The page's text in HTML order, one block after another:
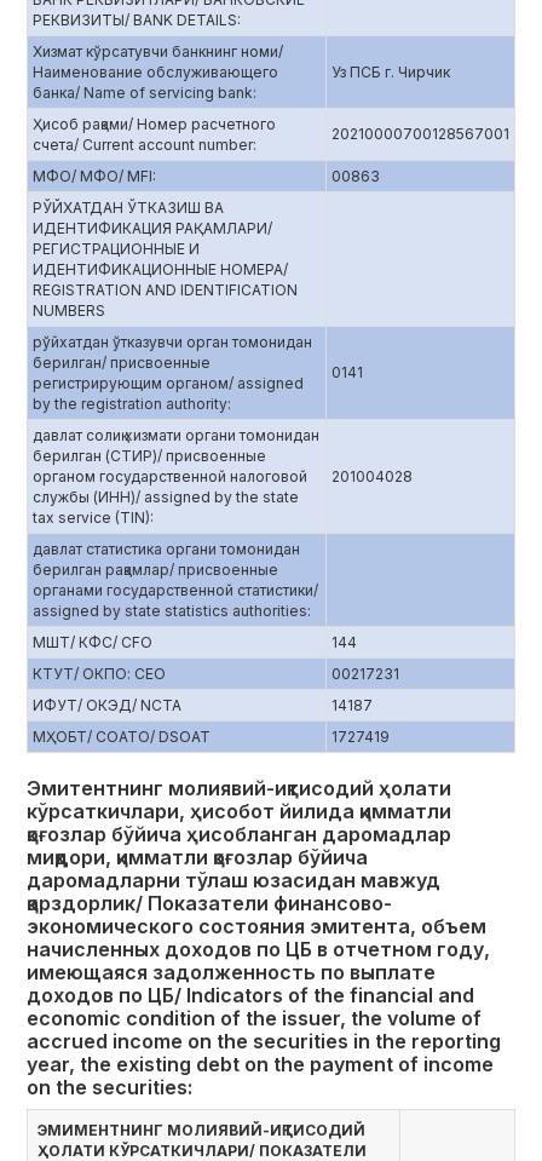
РЕКВИЗИТЫ/ BANK DETAILS:
Хизмат кўрсатувчи банкнинг номи/
Наименование обслуживающего
банка/ Name of servicing bank:
Уз ПСБ г. Чирчик
Ҳисоб рақами/ Номер расчетного
счета/ Current account number:
20210000700128567001
МФО/ МФО/ MFI:
00863
РЎЙХАТДАН ЎТКАЗИШ ВА
ИДЕНТИФИКАЦИЯ РАҚАМЛАРИ/
РЕГИСТРАЦИОННЫЕ И
ИДЕНТИФИКАЦИОННЫЕ НОМЕРА/
REGISTRATION AND IDENTIFICATION
NUMBERS
рўйхатдан ўтказувчи орган томонидан
берилган/ присвоенные
регистрирующим органом/ assigned
by the registration authority:
0141
давлат солиқ хизмати органи томонидан
берилган (СТИР)/ присвоенные
органом государственной налоговой
службы (ИНН)/ assigned by the state
tax service (TIN):
201004028
давлат статистика органи томонидан
берилган рақамлар/ присвоенные
органами государственной статистики/
assigned by state statistics authorities:
МШТ/ КФС/ CFO
144
КТУТ/ ОКПО: CEO
00217231
ИФУТ/ ОКЭД/ NCTA
14187
МҲОБТ/ СОАТО/ DSOAT
1727419
Эмитентнинг молиявий-иқтисодий ҳолати
кўрсаткичлари, ҳисобот йилида қимматли
қоғозлар бўйича ҳисобланган даромадлар
миқдори, қимматли қоғозлар бўйича
даромадларни тўлаш юзасидан мавжуд
қарздорлик/ Показатели финансово-
экономического состояния эмитента, объем
начисленных доходов по ЦБ в отчетном году,
имеющаяся задолженность по выплате
доходов по ЦБ/ Indicators of the financial and
economic condition of the issuer, the volume of
accrued income on the securities in the reporting
year, the existing debt on the payment of income
on the securities:
ЭМИМЕНТНИНГ МОЛИЯВИЙ-ИҚТИСОДИЙ
ҲОЛАТИ КЎРСАТКИЧЛАРИ/ ПОКАЗАТЕЛИ